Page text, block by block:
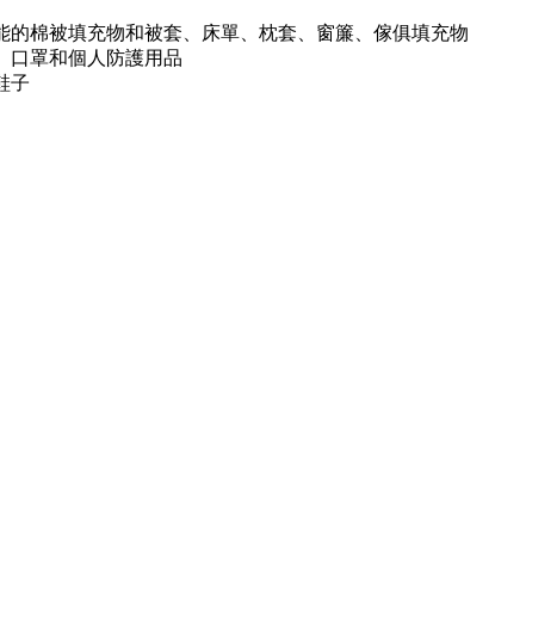
棉被填充物和被套、床單、枕套、窗簾、傢俱填充物
口罩和個人防護用品
子